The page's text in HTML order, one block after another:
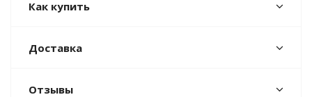
Как купить
Доставка
Отзывы